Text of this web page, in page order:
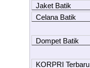
Jaket Batik
Celana Batik
Dompet Batik
KORPRI Terbaru